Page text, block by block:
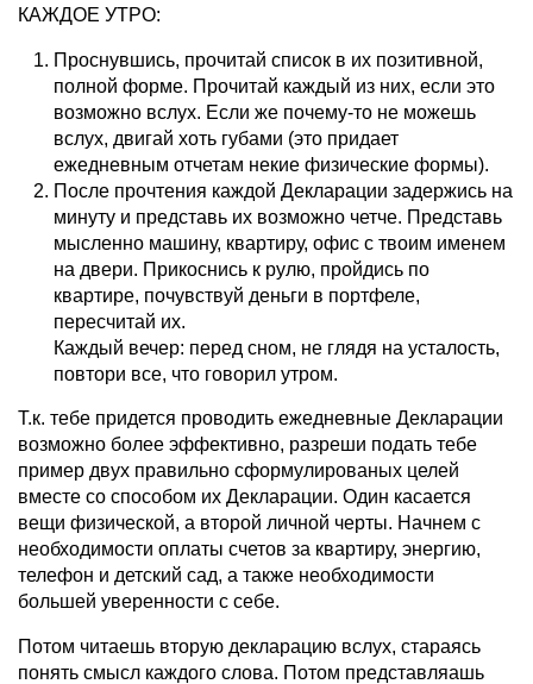
КАЖДОЕ УТРО:
Проснувшись, прочитай список в их позитивной,
полной форме. Прочитай каждый из них, если это
возможно вслух. Если же почему-то не можешь
вслух, двигай хоть губами (это придает
ежедневным отчетам некие физические формы).
После прочтения каждой Декларации задержись на
минуту и представь их возможно четче. Представь
мысленно машину, квартиру, офис с твоим именем
на двери. Прикоснись к рулю, пройдись по
квартире, почувствуй деньги в портфеле,
пересчитай их.
Каждый вечер: перед сном, не глядя на усталость,
повтори все, что говорил утром.
Т.к. тебе придется проводить ежедневные Декларации
возможно более эффективно, разреши подать тебе
пример двух правильно сформулированых целей
вместе со способом их Декларации. Один касается
вещи физической, а второй личной черты. Начнем с
необходимости оплаты счетов за квартиру, энергию,
телефон и детский сад, а также необходимости
большей уверенности с себе.
Потом читаешь вторую декларацию вслух, стараясь
понять смысл каждого слова. Потом представляашь